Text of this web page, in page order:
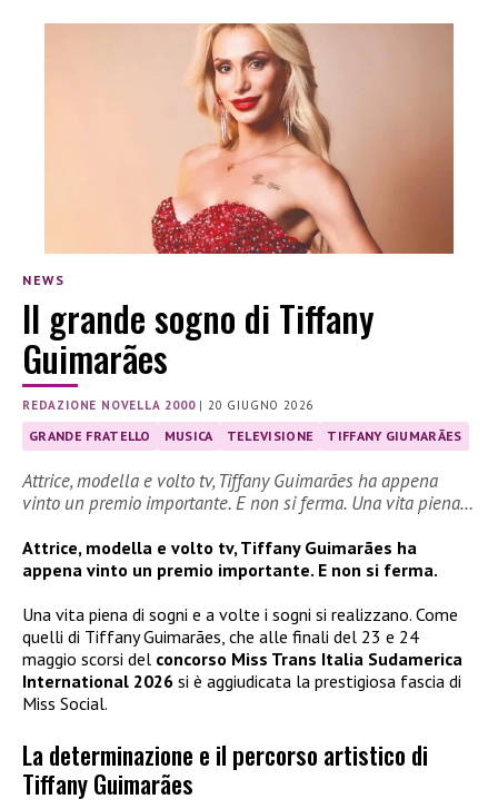
NEWS
Il grande sogno di Tiffany
Guimarães
REDAZIONE NOVELLA 2000|20 GIUGNO 2026
GRANDE FRATELLO MUSICA TELEVISIONE TIFFANY GIUMARÃES
Attrice, modella e volto tv, Tiffany Guimarães ha appena
vinto un premio importante. E non si ferma. Una vita piena…
Attrice, modella e volto tv, Tiffany Guimarães ha
appena vinto un premio importante. E non si ferma.
Una vita piena di sogni e a volte i sogni si realizzano. Come
quelli di Tiffany Guimarães, che alle finali del 23 e 24
maggio scorsi del concorso Miss Trans Italia Sudamerica
International 2026 si è aggiudicata la prestigiosa fascia di
Miss Social.
La determinazione e il percorso artistico di
Tiffany Guimarães